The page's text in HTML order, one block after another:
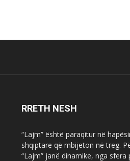
RRETH NESH
“Lajm” është paraqitur në
shqiptare që mbijeton në treg.
“Lajm” janë dinamike, nga